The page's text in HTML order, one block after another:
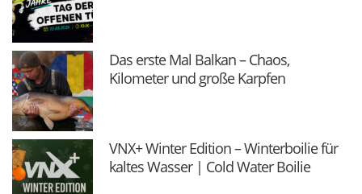
Das erste Mal Balkan – Chaos,
Kilometer und große Karpfen
VNX+ Winter Edition – Winterboilie für
kaltes Wasser | Cold Water Boilie